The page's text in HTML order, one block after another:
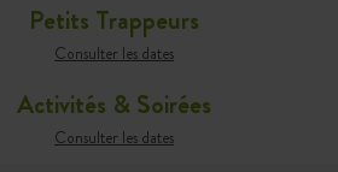
Petits Trappeurs
Consulter les dates
Activités & Soirées
Consulter les dates